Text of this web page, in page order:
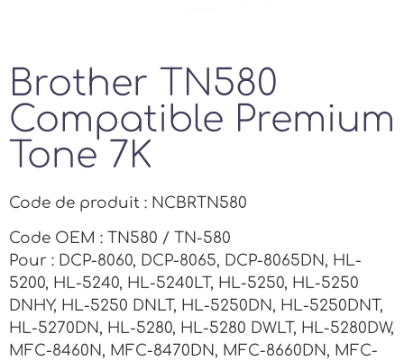
Brother TN580
Compatible Premium
Tone 7K
Code de produit : NCBRTN580
Code OEM : TN580 / TN-580
Pour : DCP-8060, DCP-8065, DCP-8065DN, HL-
5200, HL-5240, HL-5240LT, HL-5250, HL-5250
DNHY, HL-5250 DNLT, HL-5250DN, HL-5250DNT,
HL-5270DN, HL-5280, HL-5280 DWLT, HL-5280DW,
MFC-8460N, MFC-8470DN, MFC-8660DN, MFC-